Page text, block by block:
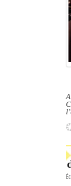
Le Nord de